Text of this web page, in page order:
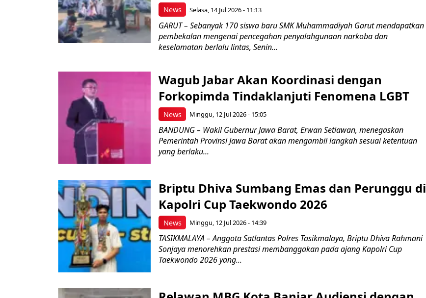
News Selasa, 14 Jul 2026 - 11:13
GARUT – Sebanyak 170 siswa baru SMK Muhammadiyah Garut mendapatkan
pembekalan mengenai pencegahan penyalahgunaan narkoba dan
keselamatan berlalu lintas, Senin...
News
Wagub Jabar Akan Koordinasi dengan
Forkopimda Tindaklanjuti Fenomena LGBT
Minggu, 12 Jul 2026 - 15:05
BANDUNG – Wakil Gubernur Jawa Barat, Erwan Setiawan, menegaskan
Pemerintah Provinsi Jawa Barat akan mengambil langkah sesuai ketentuan
yang berlaku...
News
Briptu Dhiva Sumbang Emas dan Perunggu di
Kapolri Cup Taekwondo 2026
Minggu, 12 Jul 2026 - 14:39
TASIKMALAYA – Anggota Satlantas Polres Tasikmalaya, Briptu Dhiva Rahmani
Sonjaya menorehkan prestasi membanggakan pada ajang Kapolri Cup
Taekwondo 2026 yang...